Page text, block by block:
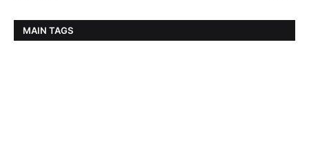
MAIN TAGS